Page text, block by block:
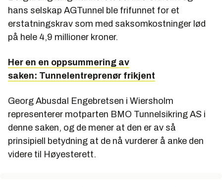
hans selskap AGTunnel ble frifunnet for et
erstatningskrav som med saksomkostninger lød
på hele 4,9 millioner kroner.
Her en en oppsummering av
saken: Tunnelentreprenør frikjent
Georg Abusdal Engebretsen i Wiersholm
representerer motparten BMO Tunnelsikring AS i
denne saken, og de mener at den er av så
prinsipiell betydning at de nå vurderer å anke den
videre til Høyesterett.